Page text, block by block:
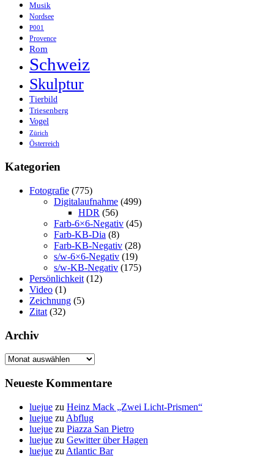
Musik
Nordsee
P001
Provence
Rom
Schweiz
Skulptur
Tierbild
Triesenberg
Vogel
Zürich
Österreich
Kategorien
Fotografie (775)
Digitalaufnahme (499)
HDR (56)
Farb-6×6-Negativ (45)
Farb-KB-Dia (8)
Farb-KB-Negativ (28)
s/w-6×6-Negativ (19)
s/w-KB-Negativ (175)
Persönlichkeit (12)
Video (1)
Zeichnung (5)
Zitat (32)
Archiv
Archiv
Neueste Kommentare
luejue zu Heinz Mack „Zwei Licht-Prismen“
luejue zu Abflug
luejue zu Piazza San Pietro
luejue zu Gewitter über Hagen
luejue zu Atlantic Bar